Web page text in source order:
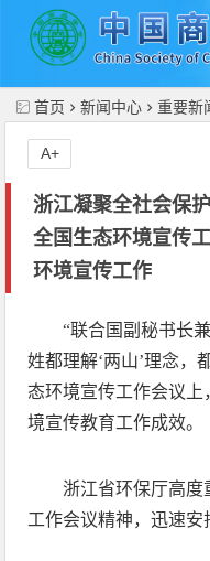
首页 新闻中心 重要新
浙江凝聚全社会保
全国生态环境宣传
环境宣传工作
A+
“联合国副秘书长
姓都理解‘两山’理念，
态环境宣传工作会议
境宣传教育工作成效。
浙江省环保厅高
工作会议精神，迅速安